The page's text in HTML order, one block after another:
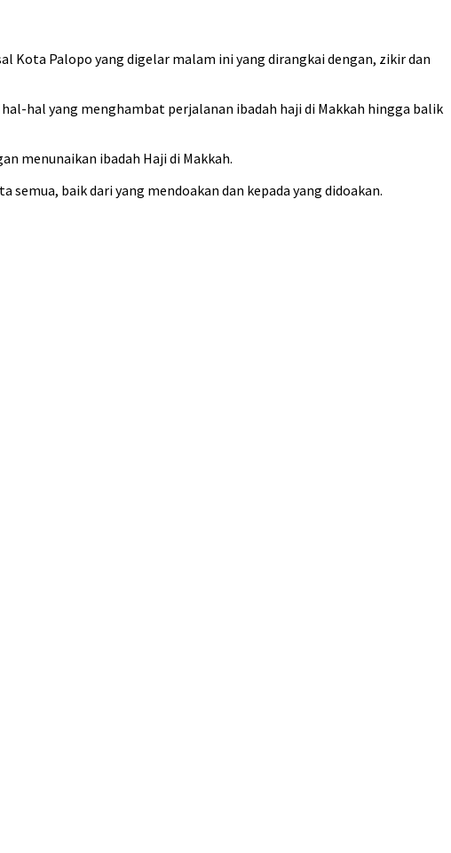
Kota Palopo yang digelar malam ini yang dirangkai dengan, zikir dan
hal yang menghambat perjalanan ibadah haji di Makkah hingga balik
menunaikan ibadah Haji di Makkah.
baik dari yang mendoakan dan kepada yang didoakan.